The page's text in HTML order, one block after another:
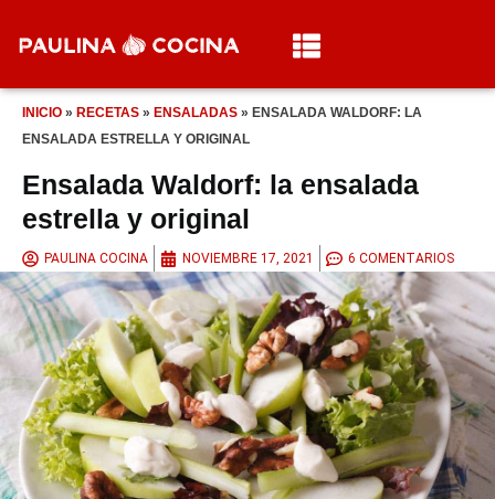
INICIO » RECETAS » ENSALADAS » ENSALADA WALDORF: LA
ENSALADA ESTRELLA Y ORIGINAL
Ensalada Waldorf: la ensalada
estrella y original
PAULINA COCINA NOVIEMBRE 17, 2021 6 COMENTARIOS